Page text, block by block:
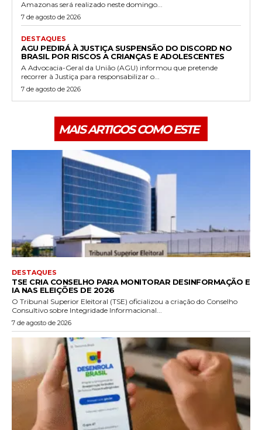
Amazonas será realizado neste domingo...
7 de agosto de 2026
DESTAQUES
AGU PEDIRÁ À JUSTIÇA SUSPENSÃO DO DISCORD NO
BRASIL POR RISCOS A CRIANÇAS E ADOLESCENTES
A Advocacia-Geral da União (AGU) informou que pretende
recorrer à Justiça para responsabilizar o...
7 de agosto de 2026
MAIS ARTIGOS COMO ESTE
DESTAQUES
TSE CRIA CONSELHO PARA MONITORAR DESINFORMAÇÃO E
IA NAS ELEIÇÕES DE 2026
O Tribunal Superior Eleitoral (TSE) oficializou a criação do Conselho
Consultivo sobre Integridade Informacional...
7 de agosto de 2026